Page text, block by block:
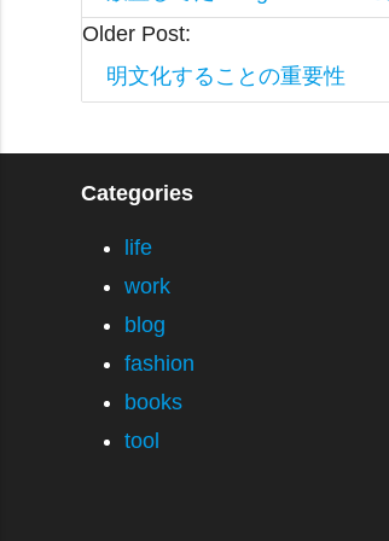
Older Post:
明文化することの重要性
Categories
life
work
blog
fashion
books
tool